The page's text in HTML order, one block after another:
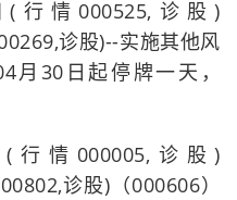
(行情000525,诊股)
诊股)--实施其他风
月30日起停牌一天，
行情000005,诊股)
诊股)（000606）